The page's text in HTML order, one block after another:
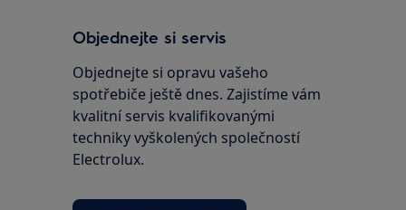
Objednejte si servis
Objednejte si opravu vašeho
spotřebiče ještě dnes. Zajistíme vám
kvalitní servis kvalifikovanými
techniky vyškolených společností
Electrolux.